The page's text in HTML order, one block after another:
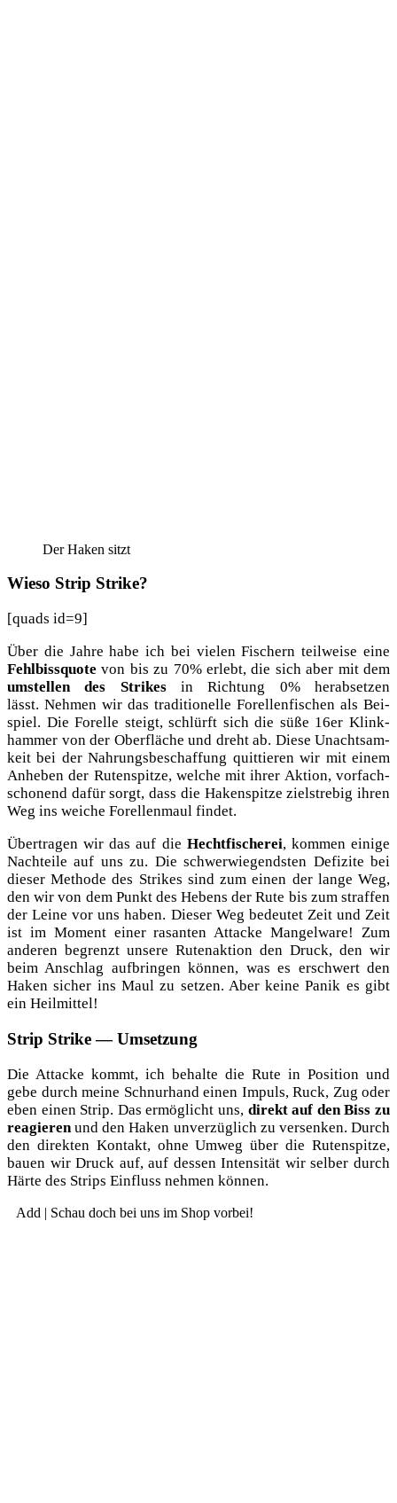
Der Haken sitzt
Wieso Strip Strike?
[quads id=9]
Über die Jah­re habe ich bei vie­len Fischern teil­wei­se eine
Fehl­biss­quo­te von bis zu 70% erlebt, die sich aber mit dem
umstel­len des Strikesin Rich­tung 0% her­ab­set­zen
lässt. Neh­men wir das tra­di­tio­nel­le Forel­len­fi­schen als Bei­
spiel. Die Forel­le steigt, schlürft sich die süße 16er Klink­
ham­mer von der Ober­flä­che und dreht ab. Die­se Unacht­sam­
keit bei der Nah­rungs­be­schaf­fung quit­tie­ren wir mit einem
Anhe­ben der Ruten­spit­ze, wel­che mit ihrer Akti­on, vor­fach­
scho­nend dafür sorgt, dass die Haken­spit­ze ziel­stre­big ihren
Weg ins wei­che Forel­len­maul findet.
Über­tra­gen wir das auf die Hecht­fi­sche­rei, kom­men eini­ge
Nach­tei­le auf uns zu. Die schwer­wie­gends­ten Defi­zi­te bei
die­ser Metho­de des Strikes sind zum einen der lan­ge Weg,
den wir von dem Punkt des Hebens der Rute bis zum straf­fen
der Lei­ne vor uns haben. Die­ser Weg bedeu­tet Zeit und Zeit
ist im Moment einer rasan­ten Atta­cke Man­gel­wa­re! Zum
ande­ren begrenzt unse­re Ruten­ak­ti­on den Druck, den wir
beim Anschlag auf­brin­gen kön­nen, was es erschwert den
Haken sicher ins Maul zu set­zen. Aber kei­ne Panik es gibt
ein Heilmittel!
Strip Strike — Umsetzung
Die Atta­cke kommt, ich behal­te die Rute in Posi­ti­on und
gebe durch mei­ne Schnur­hand einen Impuls, Ruck, Zug oder
eben einen Strip. Das ermög­licht uns, direkt auf den Biss zu
reagie­ren und den Haken unver­züg­lich zu ver­sen­ken. Durch
den direk­ten Kon­takt, ohne Umweg über die Ruten­spit­ze,
bau­en wir Druck auf, auf des­sen Inten­si­tät wir sel­ber durch
Här­te des Strips Ein­fluss neh­men können.
Add | Schau doch bei uns im Shop vorbei!